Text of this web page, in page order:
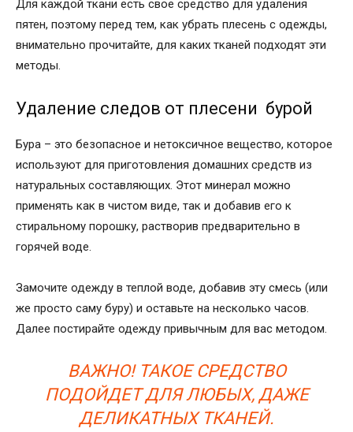
Для каждой ткани есть свое средство для удаления
пятен, поэтому перед тем, как убрать плесень с одежды,
внимательно прочитайте, для каких тканей подходят эти
методы.
Удаление следов от плесени бурой
Бура – это безопасное и нетоксичное вещество, которое
используют для приготовления домашних средств из
натуральных составляющих. Этот минерал можно
применять как в чистом виде, так и добавив его к
стиральному порошку, растворив предварительно в
горячей воде.
Замочите одежду в теплой воде, добавив эту смесь (или
же просто саму буру) и оставьте на несколько часов.
Далее постирайте одежду привычным для вас методом.
ВАЖНО! ТАКОЕ СРЕДСТВО
ПОДОЙДЕТ ДЛЯ ЛЮБЫХ, ДАЖЕ
ДЕЛИКАТНЫХ ТКАНЕЙ.